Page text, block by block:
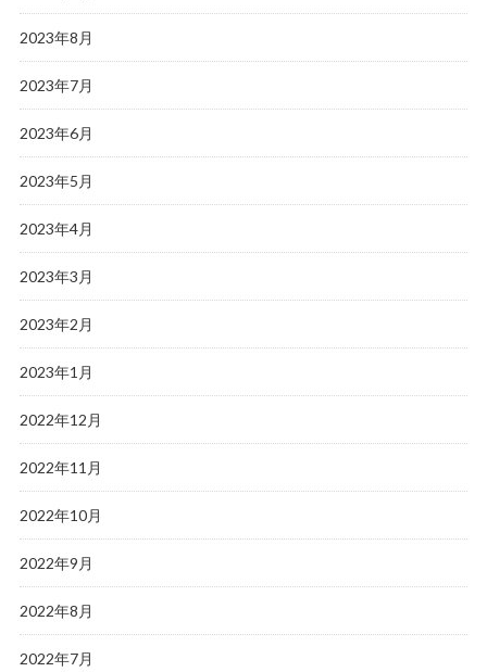
2023年8月
2023年7月
2023年6月
2023年5月
2023年4月
2023年3月
2023年2月
2023年1月
2022年12月
2022年11月
2022年10月
2022年9月
2022年8月
2022年7月